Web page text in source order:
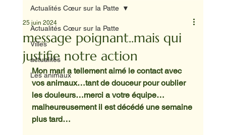
Actualités Cœur sur la Patte
Villes
actualités
Les animaux
Actualités Cœur sur la Patte
message poignant..mais qui
justifie notre action
25 juin 2024
Mon mari a tellement aimé le contact avec
vos animaux…tant de douceur pour oublier
les douleurs…merci a votre équipe…
malheureusement il est décédé une semaine
plus tard…